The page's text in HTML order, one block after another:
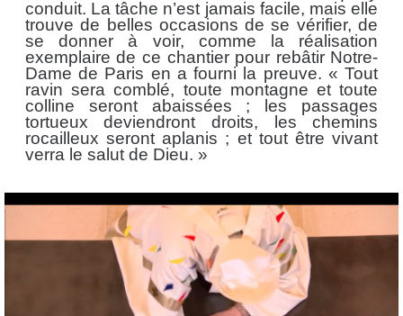
conduit. La tâche n’est jamais facile, mais elle
trouve de belles occasions de se vérifier, de
se donner à voir, comme la réalisation
exemplaire de ce chantier pour rebâtir Notre-
Dame de Paris en a fourni la preuve. « Tout
ravin sera comblé, toute montagne et toute
colline seront abaissées ; les passages
tortueux deviendront droits, les chemins
rocailleux seront aplanis ; et tout être vivant
verra le salut de Dieu. »